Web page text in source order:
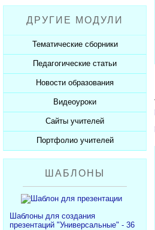
Пожарная безопасность
СанПиНы
Должностные обязанности
Планы, справки, протоколы
Презентации к Дню матери
Презентации к Новому году
Презентации к 23 февраля
Презентации к 8 марта
Презентации к Дню Победы
350 лет Петру I
Разработки учащихся
Софт для учителя
ДРУГИЕ МОДУЛИ
Тематические сборники
Сборники презентаций
Педагогические статьи
Каталог статей
Добавить статью
Новости образования
Новости образования
Видеоуроки
Видеоуроки ЕГЭ и ОГЭ
Сайты учителей
Каталог сайтов
Добавить сайт
Портфолио учителей
Каталог портфолио
Добавить портфолио
ШАБЛОНЫ
Шаблоны для создания
презентаций "Универсальные" - 36